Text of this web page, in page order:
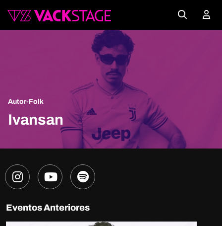
Autor-Folk
Ivansan
Eventos Anteriores